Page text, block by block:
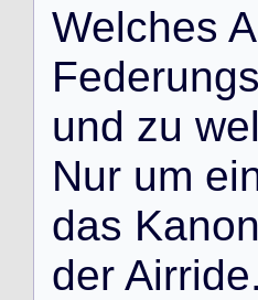
Welches A
Federungs
und zu wel
Nur um ei
das Kanon
der Airride.